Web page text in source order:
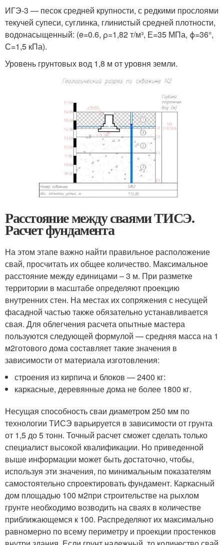
ИГЭ-3 — песок средней крупности, с редкими прослоями
текучей супеси, суглинка, глиниcтый средней плотности,
водонасыщенный: (e=0.6, ρ=1,82 т/м³, Е=35 МПа, ϕ=36°,
С=1,5 кПа).
Уровень грунтовых вод 1,8 м от уровня земли.
Расстояние между сваями ТИСЭ.
Расчет фундамента
На этом этапе важно найти правильное расположение
свай, просчитать их общее количество. Максимальное
расстояние между единицами – 3 м. При разметке
территории в масштабе определяют проекцию
внутренних стен. На местах их сопряжения с несущей
фасадной частью также обязательно устанавливается
свая. Для облегчения расчета опытные мастера
пользуются следующей формулой — средняя масса на 1
м2готового дома составляет такие значения в
зависимости от материала изготовления:
строения из кирпича и блоков — 2400 кг:
каркасные, деревянные дома не более 1800 кг.
Несущая способность сваи диаметром 250 мм по
технологии ТИСЭ варьируется в зависимости от грунта
от 1,5 до 5 тонн. Точный расчет сможет сделать только
специалист высокой квалификации. Но приведенной
выше информации может быть достаточно, чтобы,
используя эти значения, по минимальным показателям
самостоятельно спроектировать фундамент. Каркасный
дом площадью 100 м2при строительстве на рыхлом
грунте необходимо возводить на сваях в количестве
приближающемся к 100. Распределяют их максимально
равномерно по всему периметру и проекции простенков